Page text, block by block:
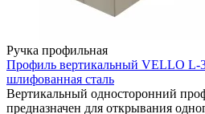
Ручка профильная
Профиль вертикальный VELLO L-
шлифованная сталь
Вертикальный односторонний
предназначен для открывания